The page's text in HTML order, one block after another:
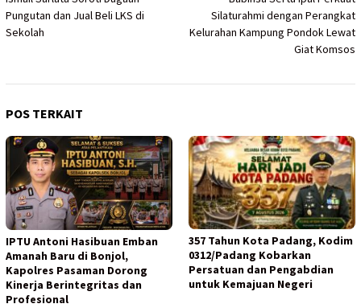
pos
Pungutan dan Jual Beli LKS di
Sekolah
Silaturahmi dengan Perangkat
Kelurahan Kampung Pondok Lewat
Giat Komsos
POS TERKAIT
IPTU Antoni Hasibuan Emban
Amanah Baru di Bonjol,
Kapolres Pasaman Dorong
Kinerja Berintegritas dan
Profesional
357 Tahun Kota Padang, Kodim
0312/Padang Kobarkan
Persatuan dan Pengabdian
untuk Kemajuan Negeri